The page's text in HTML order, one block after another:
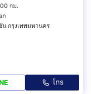
กม.
น กรุงเทพมหานคร
โทร